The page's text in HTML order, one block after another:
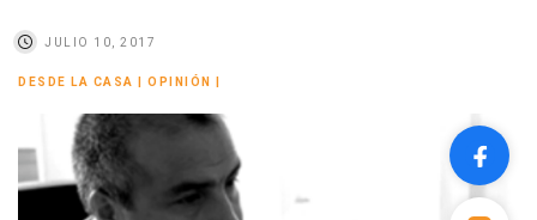
JULIO 10, 2017
DESDE LA CASA OPINIÓN